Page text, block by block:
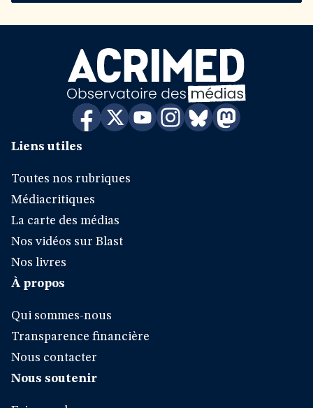
Liens utiles
Toutes nos rubriques
Médiacritiques
La carte des médias
Nos vidéos sur Blast
Nos livres
À propos
Qui sommes-nous
Transparence financière
Nous contacter
Nous soutenir